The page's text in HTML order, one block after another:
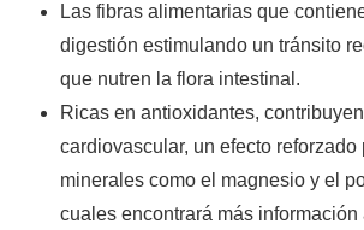
Las fibras alimentarias que
digestión estimulando un tránsito
que nutren la flora intestinal.
Ricas en antioxidantes,
cardiovascular, un efecto reforzado
minerales como el magnesio y el
cuales encontrará más información